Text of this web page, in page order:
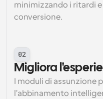
minimizzando i ritardi
conversione.
02
Migliora
I moduli di assunzione
l'abbinamento